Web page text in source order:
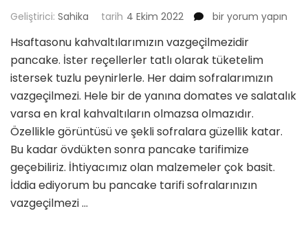
Geliştirici: Sahika tarih 4 Ekim 2022
Güzel
pazar
kahvaltısı
için
Nasıl
Yapılır?
için
bir yorum yapın
Hsaftasonu kahvaltılarımızın vazgeçilmezidir
pancake. İster reçellerler tatlı olarak tüketelim
istersek tuzlu peynirlerle. Her daim sofralarımızın
vazgeçilmezi. Hele bir de yanına domates ve salatalık
varsa en kral kahvaltıların olmazsa olmazıdır.
Özellikle görüntüsü ve şekli sofralara güzellik katar.
Bu kadar övdükten sonra pancake tarifimize
geçebiliriz. İhtiyacımız olan malzemeler çok basit.
İddia ediyorum bu pancake tarifi sofralarınızın
vazgeçilmezi …